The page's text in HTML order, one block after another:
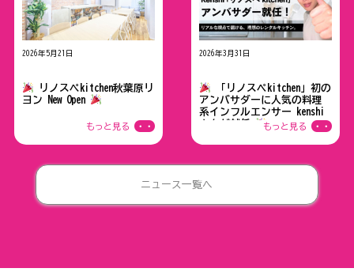
2026年5月21日
リノスぺkitchen秋葉原リ
ヨン New Open
もっと見る ・・
2026年3月31日
「リノスペkitchen」初の
アンバサダーに人気の料理
系インフルエンサー kenshi
さんが就任
もっと見る ・・
ニュース一覧へ